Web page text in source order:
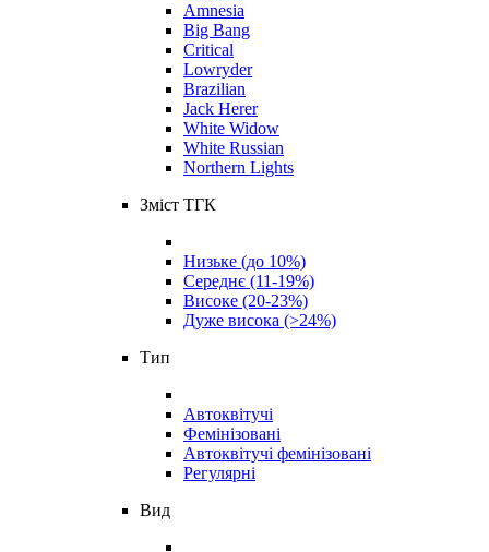
Amnesia
Big Bang
Critical
Lowryder
Brazilian
Jack Herer
White Widow
White Russian
Northern Lights
Зміст ТГК
Низьке (до 10%)
Середнє (11-19%)
Високе (20-23%)
Дуже висока (>24%)
Тип
Автоквітучі
Фемінізовані
Автоквітучі фемінізовані
Регулярні
Вид